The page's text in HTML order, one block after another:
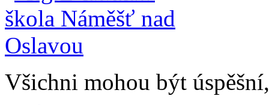
Všichni mohou být